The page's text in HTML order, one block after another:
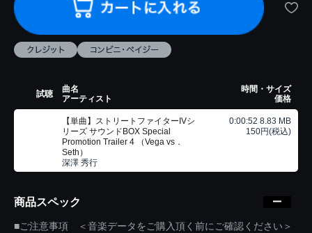
試聴
曲名
アーティスト
時間・サイズ
価格
【単曲】ストリートファイターIVシ
リーズ サウンドBOX Special
Promotion Trailer 4 （Vega vs．
Seth）
深澤 秀行
0:00:52 8.83 MB
150円(税込)
商品スペック
■ご注意事項 ＜音楽データをご購入頂く前にご確認ください＞